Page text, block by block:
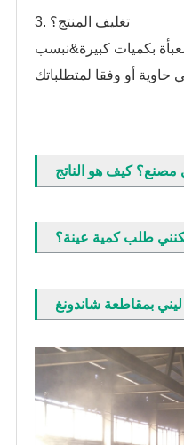
3. تغليف المنتج؟
طلب كمية عينة؟
بمقاطعة شاندونغ